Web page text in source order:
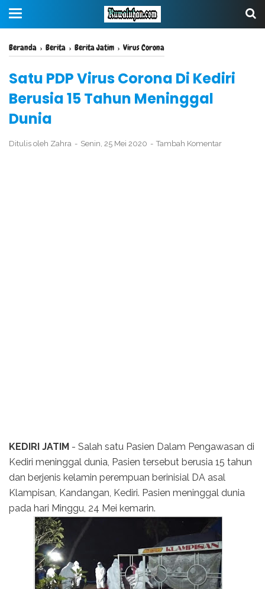
Beranda › Berita › Berita Jatim › Virus Corona
Satu PDP Virus Corona Di Kediri
Berusia 15 Tahun Meninggal
Dunia
Ditulis oleh Zahra Senin, 25 Mei 2020 Tambah Komentar
KEDIRI JATIM - Salah satu Pasien Dalam Pengawasan di
Kediri meninggal dunia, Pasien tersebut berusia 15 tahun
dan berjenis kelamin perempuan berinisial DA asal
Klampisan, Kandangan, Kediri. Pasien meninggal dunia
pada hari Minggu, 24 Mei kemarin.